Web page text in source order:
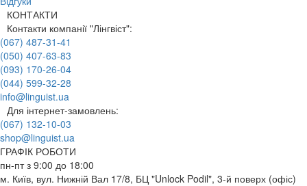
КОНТАКТИ
Контакти компанії "Лінгвіст":
(067) 487-31-41
(050) 407-63-83
(093) 170-26-04
(044) 599-32-28
info@linguist.ua
Для інтернет-замовлень:
(067) 132-10-03
shop@linguist.ua
ГРАФІК РОБОТИ
пн-пт з 9:00 до 18:00
м. Київ, вул. Нижній Вал 17/8, БЦ "Unlock Podil", 3-й поверх (офіс)